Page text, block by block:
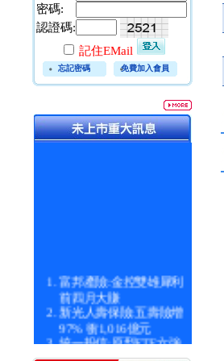
密碼:
認證碼:
記住EMail
忘記密碼 免費加入會員
富邦產險:金控雙雄犀利
前四月大賺
新光人壽保險:五壽險增
97% 衝1,016億元
統一投信:原型ETF六強